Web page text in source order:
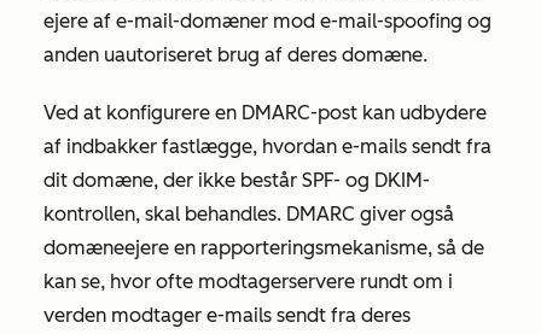
ejere af e-mail-domæner mod e-mail-spoofing og
anden uautoriseret brug af deres domæne.
Ved at konfigurere en DMARC-post kan udbydere
af indbakker fastlægge, hvordan e-mails sendt fra
dit domæne, der ikke består SPF- og DKIM-
kontrollen, skal behandles. DMARC giver også
domæneejere en rapporteringsmekanisme, så de
kan se, hvor ofte modtagerservere rundt om i
verden modtager e-mails sendt fra deres